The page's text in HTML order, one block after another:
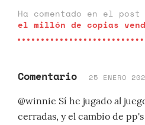
Ha comentado en el post
el millón de copias
Comentario 25 ENERO
@winnie Sí he jugado al
cerradas, y el cambio de